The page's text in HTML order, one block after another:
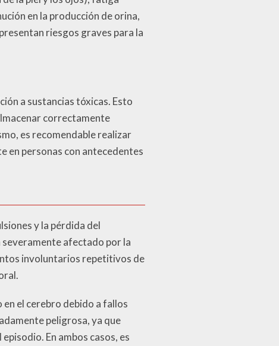
en la producción de orina,
riesgos graves para la
a sustancias tóxicas. Esto
correctamente
es recomendable realizar
en personas con antecedentes
y la pérdida del
afectado por la
involuntarios repetitivos de
el cerebro debido a fallos
peligrosa, ya que
En ambos casos, es